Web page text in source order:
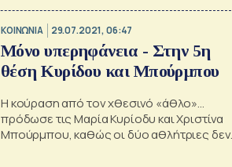
ΚΟΙΝΩΝΙΑ 29.07.2021, 06:47
Μόνο υπερηφάνεια - Στην 5η
θέση Κυρίδου και Μπούρμπου
Η κούραση από τον χθεσινό «άθλο»…
πρόδωσε τις Μαρία Κυρίοδυ και Χριστίνα
Μπούρμπου, καθώς οι δύο αθλήτριες δεν